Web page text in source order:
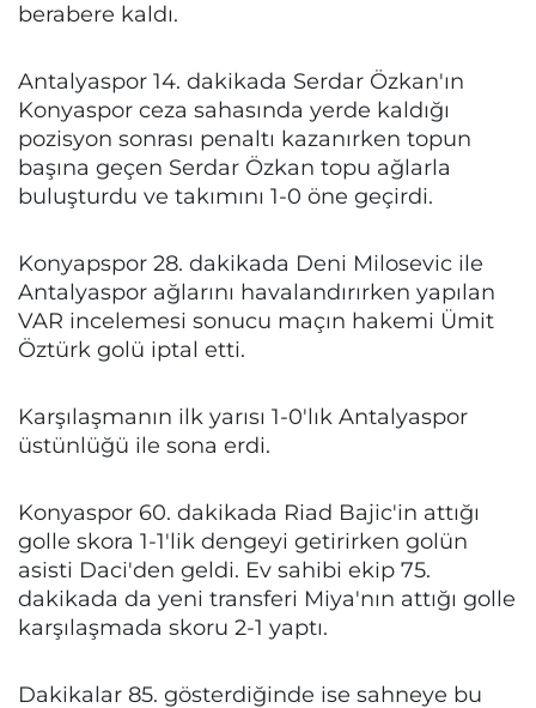
berabere kaldı.
Antalyaspor 14. dakikada Serdar Özkan'ın
Konyaspor ceza sahasında yerde kaldığı
pozisyon sonrası penaltı kazanırken topun
başına geçen Serdar Özkan topu ağlarla
buluşturdu ve takımını 1-0 öne geçirdi.
Konyapspor 28. dakikada Deni Milosevic ile
Antalyaspor ağlarını havalandırırken yapılan
VAR incelemesi sonucu maçın hakemi Ümit
Öztürk golü iptal etti.
Karşılaşmanın ilk yarısı 1-0'lık Antalyaspor
üstünlüğü ile sona erdi.
Konyaspor 60. dakikada Riad Bajic'in attığı
golle skora 1-1'lik dengeyi getirirken golün
asisti Daci'den geldi. Ev sahibi ekip 75.
dakikada da yeni transferi Miya'nın attığı golle
karşılaşmada skoru 2-1 yaptı.
Dakikalar 85. gösterdiğinde ise sahneye bu